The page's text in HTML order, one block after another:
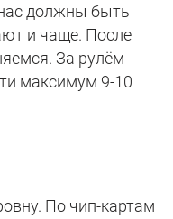
должны быть
и чаще. После
За рулём
максимум 9-10
По чип-картам